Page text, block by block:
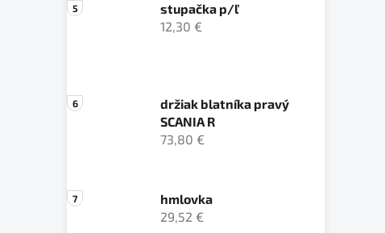
stupačka p/ľ
12,30 €
držiak blatníka pravý
SCANIA R
73,80 €
hmlovka
29,52 €